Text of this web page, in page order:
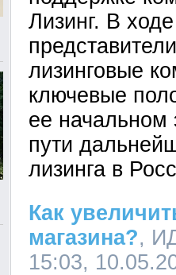
Лизинг. В
лизинговые
ключевые
ее начальном
пути
лизинга в
Как
магазина?,
15:03,